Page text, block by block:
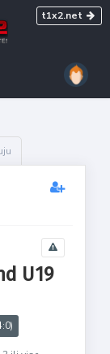
t1x2.net
U19